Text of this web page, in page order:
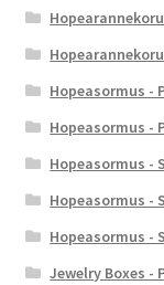
Hopeasormus -
Hopeasormus -
Hopeasormus -
Hopeasormus -
Hopeasormus -
Jewelry Boxes -